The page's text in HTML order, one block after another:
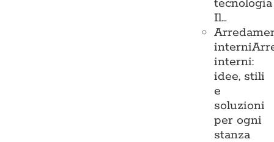
tecnologia
Il…
interni
interni:
idee, stili
e
soluzioni
per ogni
stanza